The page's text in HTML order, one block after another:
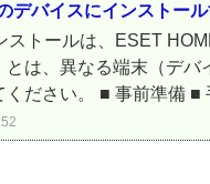
デバイスにインストー
トールは、ESET
は、異なる端末（デ
ください。 ■ 事前準備 ■